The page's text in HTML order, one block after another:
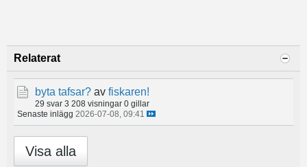
Relaterat
byta tafsar? av fiskaren!
29 svar 3 208 visningar 0 gillar
Senaste inlägg 2026-07-08, 09:41
Visa alla